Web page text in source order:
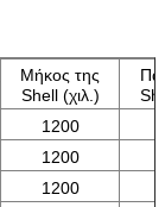
Μήκος της
Shell (χιλ.)
1200
1200
1200